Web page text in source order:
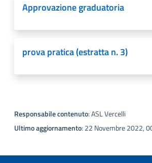
Approvazione graduatoria
prova pratica (estratta n. 3)
Responsabile contenuto: ASL Vercelli
Ultimo aggiornamento: 22 Novembre 2022,